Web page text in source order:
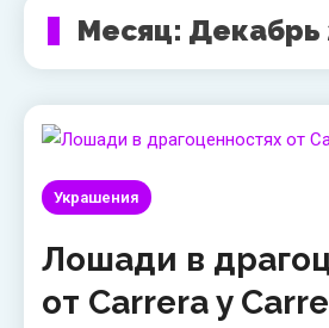
Месяц: Декабрь
Украшения
Лошади в
от Carrera y